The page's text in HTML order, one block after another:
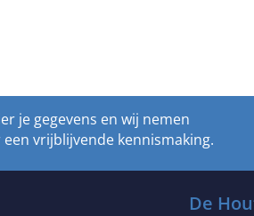
je gegevens en wij nemen
vrijblijvende kennismaking.
De